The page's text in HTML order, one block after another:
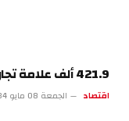
421.9 ألف علامة تجارية وطنية ودولية مسجلة في الإمارات
اقتصاد الجمعة 08 مايو 1:34 م